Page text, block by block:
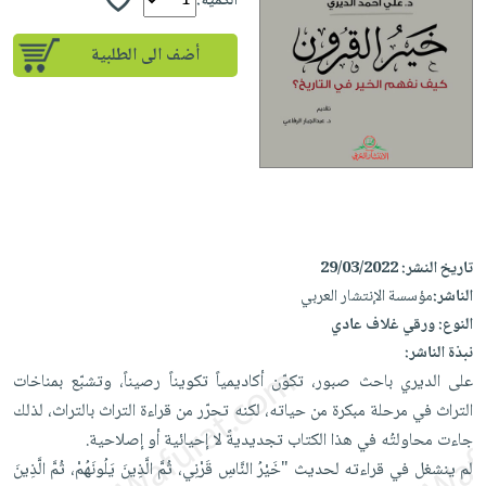
إختياراتنا
كتب
أكاديمية
iKitab
حدود
على
Android
تحميل
iKitab
على
Apple
أسئلة
يتكرر
طرحها
على
masmu3
على
Apple
المواضيع
الأكثر
مبيعاً
جوائز
تعليمية
الصحة
جديد
العناية
الشخصية
العناية
وتصفيف
الشعر
العناية
بالجسم
المطبخ
والسفرة
جديد
الكل
أواني
الطهي
أدوات
متجر
الهدايا
أقسام
أضف الى الطلبية
تاريخ النشر:29/03/2022
الناشر:مؤسسة الإنتشار العربي
النوع:ورقي غلاف عادي
نبذة الناشر:
على الديري باحث صبور، تكوّن أكاديمياً تكويناً رصيناً، وتشبّع بمناخات
التراث في مرحلة مبكرة من حياته، لكنه تحرّر من قراءة التراث بالتراث، لذلك
جاءت محاولتُه في هذا الكتاب تجديديةً لا إحيائية أو إصلاحية.
لم ينشغل في قراءته لحديث "خَيْرُ النَّاسِ قَرْنِي، ثُمَّ الَّذِينَ يَلُونَهُمْ، ثُمَّ الَّذِينَ